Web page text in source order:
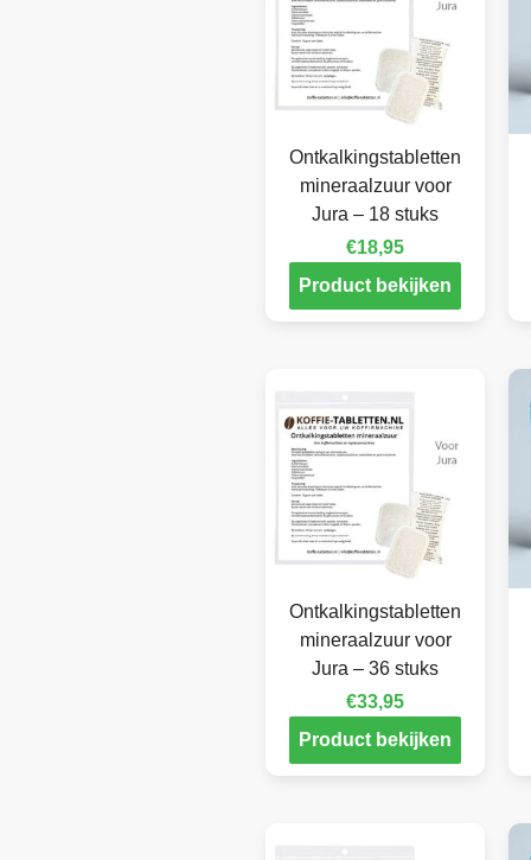
Ontkalkingstabletten
mineraalzuur voor
Jura – 18 stuks
€18,95
Product bekijken
Ontkalkingstabletten
mineraalzuur voor
Jura – 36 stuks
€33,95
Product bekijken